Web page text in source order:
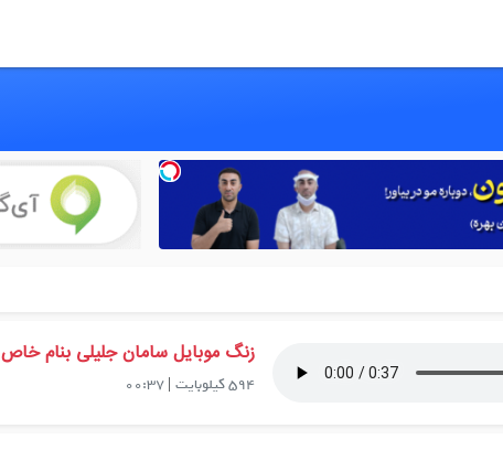
زنگ موبایل سامان جلیلی بنام خاص
594 کیلوبایت |
00:37